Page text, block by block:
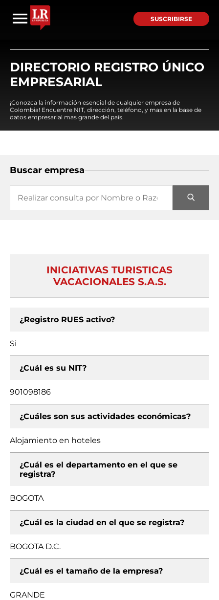
SUSCRIBIRSE
DIRECTORIO REGISTRO ÚNICO
EMPRESARIAL
¡Conozca la información esencial de cualquier empresa de
Colombia! Encuentre NIT, dirección, teléfono, y mas en la base de
datos empresarial mas grande del país.
Buscar empresa
INICIATIVAS TURISTICAS
VACACIONALES S.A.S.
¿Registro RUES activo?
Si
¿Cuál es su NIT?
901098186
¿Cuáles son sus actividades económicas?
Alojamiento en hoteles
¿Cuál es el departamento en el que se
registra?
BOGOTA
¿Cuál es la ciudad en el que se registra?
BOGOTA D.C.
¿Cuál es el tamaño de la empresa?
GRANDE